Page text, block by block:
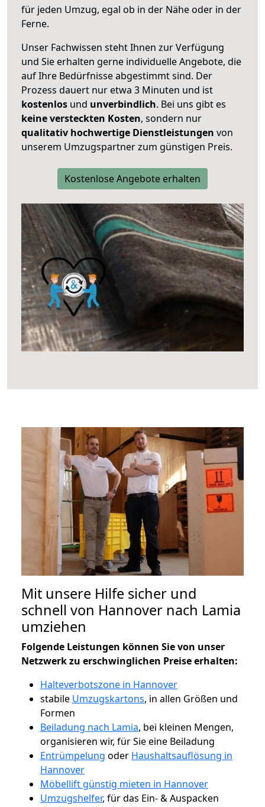
für jeden Umzug, egal ob in der Nähe oder in der
Ferne.
Unser Fachwissen steht Ihnen zur Verfügung
und Sie erhalten gerne individuelle Angebote, die
auf Ihre Bedürfnisse abgestimmt sind. Der
Prozess dauert nur etwa 3 Minuten und ist
kostenlos und unverbindlich. Bei uns gibt es
keine versteckten Kosten, sondern nur
qualitativ hochwertige Dienstleistungen von
unserem Umzugspartner zum günstigen Preis.
Kostenlose Angebote erhalten
Mit unsere Hilfe sicher und
schnell von Hannover nach Lamia
umziehen
Folgende Leistungen können Sie von unser
Netzwerk zu erschwinglichen Preise erhalten:
Halteverbotszone in Hannover
stabile Umzugskartons, in allen Größen und
Formen
Beiladung nach Lamia, bei kleinen Mengen,
organisieren wir, für Sie eine Beiladung
Entrümpelung oder Haushaltsauflösung in
Hannover
Möbellift günstig mieten in Hannover
Umzugshelfer, für das Ein- & Auspacken